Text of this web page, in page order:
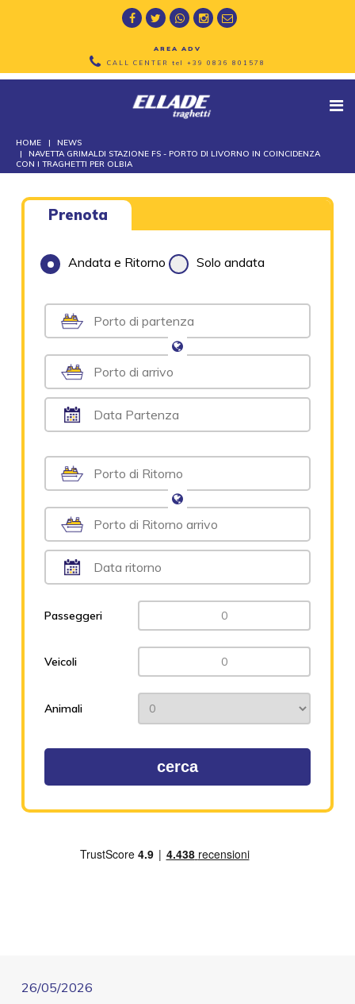
AREA ADV
CALL CENTER tel +39 0836 801578
HOME
NEWS
NAVETTA GRIMALDI STAZIONE FS - PORTO DI LIVORNO IN COINCIDENZA
CON I TRAGHETTI PER OLBIA
Prenota
Andata e Ritorno Solo andata
Passeggeri
Veicoli
Animali
cerca
26/05/2026